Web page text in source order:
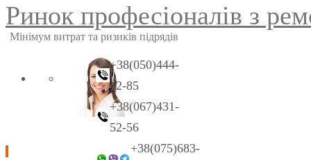
Ринок професіоналів з
Мінімум витрат та ризиків підрядів
+38(050)444-
42-85
+38(067)431-
52-56
+38(075)683-